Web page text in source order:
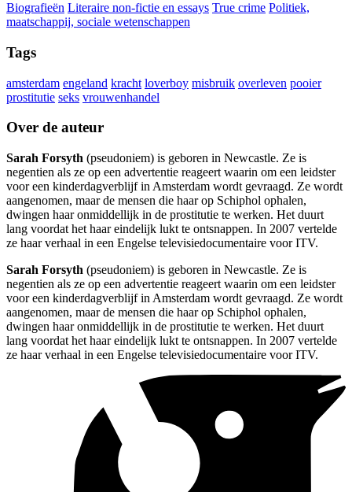
Biografieën Literaire non-fictie en essays True crime Politiek,
maatschappij, sociale wetenschappen
Tags
amsterdam engeland kracht loverboy misbruik overleven pooier
prostitutie seks vrouwenhandel
Over de auteur
Sarah Forsyth (pseudoniem) is geboren in Newcastle. Ze is
negentien als ze op een advertentie reageert waarin om een leidster
voor een kinderdagverblijf in Amsterdam wordt gevraagd. Ze wordt
aangenomen, maar de mensen die haar op Schiphol ophalen,
dwingen haar onmiddellijk in de prostitutie te werken. Het duurt
lang voordat het haar eindelijk lukt te ontsnappen. In 2007 vertelde
ze haar verhaal in een Engelse televisiedocumentaire voor ITV.
Sarah Forsyth (pseudoniem) is geboren in Newcastle. Ze is
negentien als ze op een advertentie reageert waarin om een leidster
voor een kinderdagverblijf in Amsterdam wordt gevraagd. Ze wordt
aangenomen, maar de mensen die haar op Schiphol ophalen,
dwingen haar onmiddellijk in de prostitutie te werken. Het duurt
lang voordat het haar eindelijk lukt te ontsnappen. In 2007 vertelde
ze haar verhaal in een Engelse televisiedocumentaire voor ITV.